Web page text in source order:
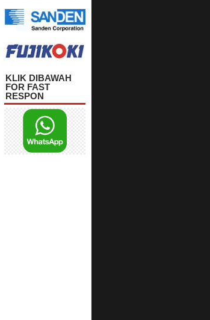
KLIK DIBAWAH
FOR FAST
RESPON